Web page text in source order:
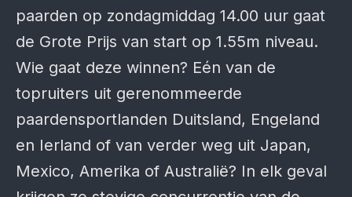
paarden op zondagmiddag 14.00 uur gaat
de Grote Prijs van start op 1.55m niveau.
Wie gaat deze winnen? Eén van de
topruiters uit gerenommeerde
paardensportlanden Duitsland, Engeland
en Ierland of van verder weg uit Japan,
Mexico, Amerika of Australië? In elk geval